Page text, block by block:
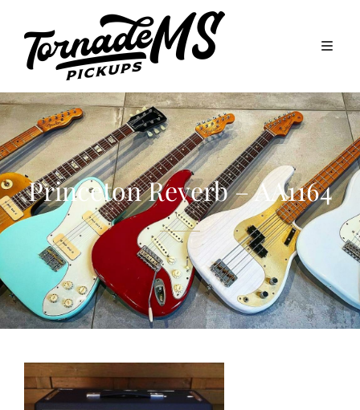
Princeton Reverb – AA1164